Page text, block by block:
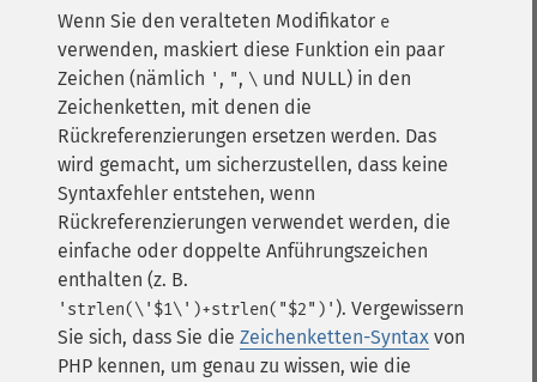
Wenn Sie den veralteten Modifikator e
verwenden, maskiert diese Funktion ein paar
Zeichen (nämlich ' , ", \ und NULL) in den
Zeichenketten, mit denen die
Rückreferenzierungen ersetzen werden. Das
wird gemacht, um sicherzustellen, dass keine
Syntaxfehler entstehen, wenn
Rückreferenzierungen verwendet werden, die
einfache oder doppelte Anführungszeichen
enthalten (z. B.
'strlen(\'$1\')+strlen("$2")' ). Vergewissern
Sie sich, dass Sie die Zeichenketten-Syntax von
PHP kennen, um genau zu wissen, wie die